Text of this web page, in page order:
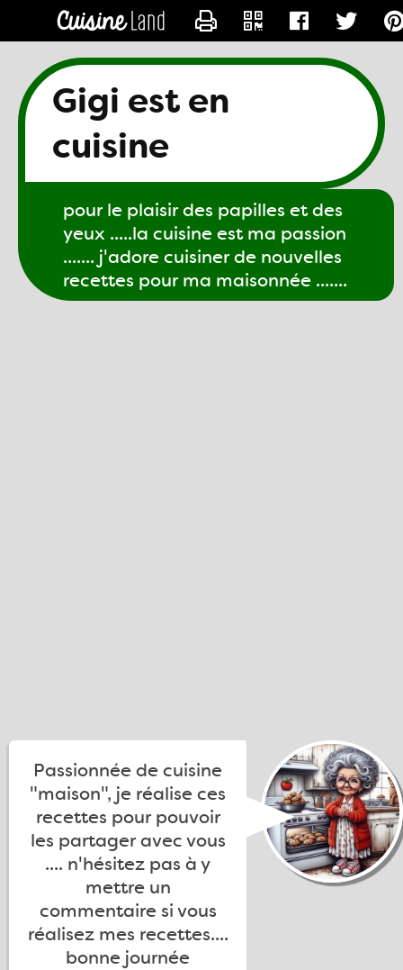
Gigi est en
cuisine
pour le plaisir des papilles et des
yeux .....la cuisine est ma passion
....... j'adore cuisiner de nouvelles
recettes pour ma maisonnée .......
Passionnée de cuisine
"maison", je réalise ces
recettes pour pouvoir
les partager avec vous
.... n'hésitez pas à y
mettre un
commentaire si vous
réalisez mes recettes....
bonne journée
CONTACTER GIGI61